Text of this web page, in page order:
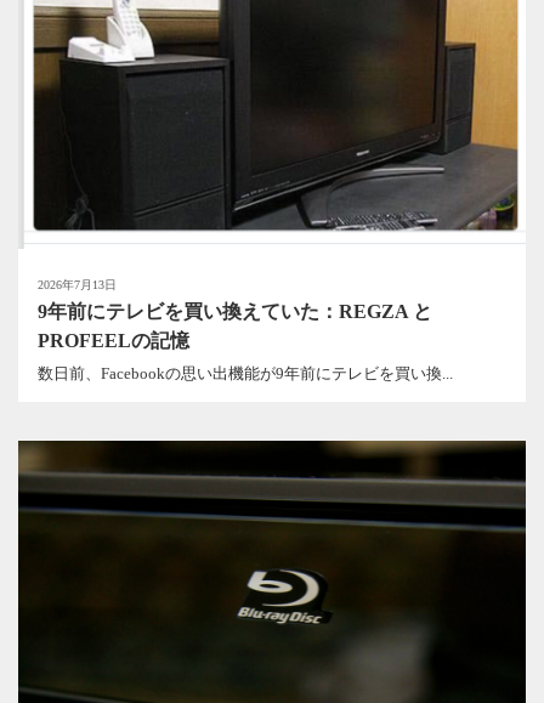
2026年7月13日
9年前にテレビを買い換えていた：REGZA と
PROFEELの記憶
数日前、Facebookの思い出機能が9年前にテレビを買い換...